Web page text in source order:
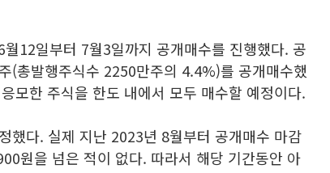
12일부터 7월3일까지 공개매수를 진행했다. 공
(총발행주식수 2250만주의 4.4%)를 공개매수했
모한 주식을 한도 내에서 모두 매수할 예정이다.
했다. 실제 지난 2023년 8월부터 공개매수 마감
원을 넘은 적이 없다. 따라서 해당 기간동안 아